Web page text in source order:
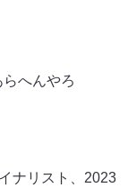
へんやろ
ナリスト、2023